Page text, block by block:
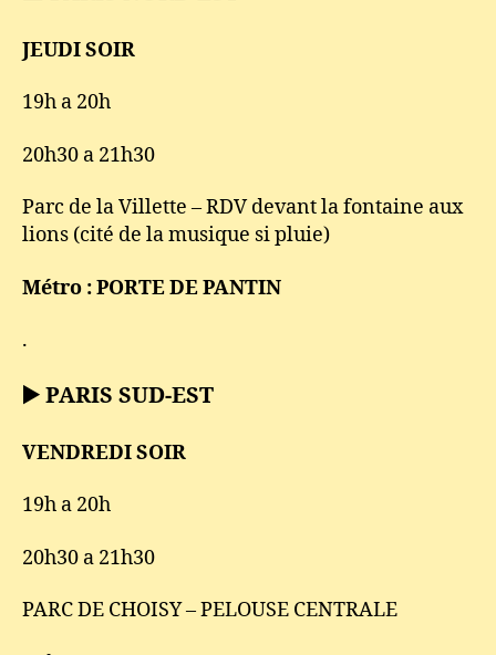
JEUDI SOIR
19h a 20h
20h30 a 21h30
Parc de la Villette – RDV devant la fontaine aux
lions (cité de la musique si pluie)
Métro : PORTE DE PANTIN
.
▶️ PARIS SUD-EST
VENDREDI SOIR
19h a 20h
20h30 a 21h30
PARC DE CHOISY – PELOUSE CENTRALE